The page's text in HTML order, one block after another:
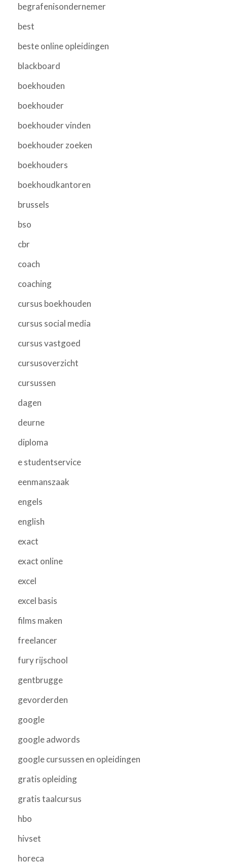
begrafenisondernemer
best
beste online opleidingen
blackboard
boekhouden
boekhouder
boekhouder vinden
boekhouder zoeken
boekhouders
boekhoudkantoren
brussels
bso
cbr
coach
coaching
cursus boekhouden
cursus social media
cursus vastgoed
cursusoverzicht
cursussen
dagen
deurne
diploma
e studentservice
eenmanszaak
engels
english
exact
exact online
excel
excel basis
films maken
freelancer
fury rijschool
gentbrugge
gevorderden
google
google adwords
google cursussen en opleidingen
gratis opleiding
gratis taalcursus
hbo
hivset
horeca